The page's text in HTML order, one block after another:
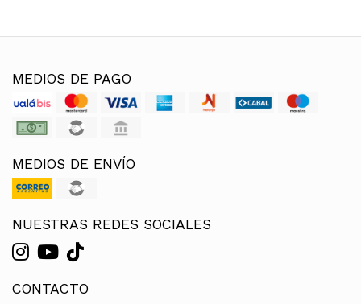
MEDIOS DE PAGO
MEDIOS DE ENVÍO
NUESTRAS REDES SOCIALES
CONTACTO